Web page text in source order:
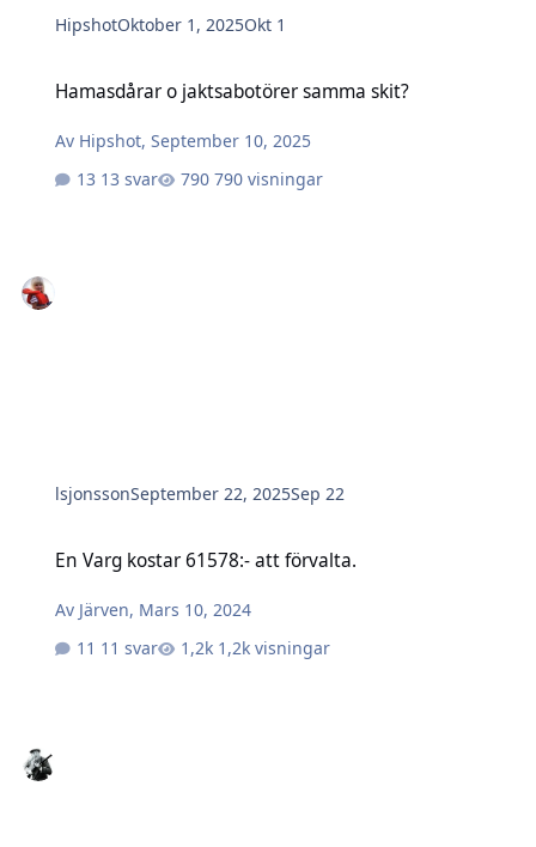
HipshotOktober 1, 2025Okt 1
Hamasdårar o jaktsabotörer samma skit?
Av Hipshot,September 10, 2025
13 svar
790 visningar
lsjonssonSeptember 22, 2025Sep 22
En Varg kostar 61578:- att förvalta.
Av Järven, Mars 10, 2024
11 svar
1,2k visningar